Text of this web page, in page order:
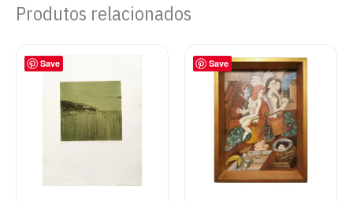
Produtos relacionados
Save Save